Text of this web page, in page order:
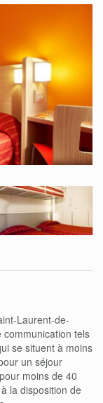
Laurent-de-
tels
se situent à moins
un séjour
moins de 40
la disposition de